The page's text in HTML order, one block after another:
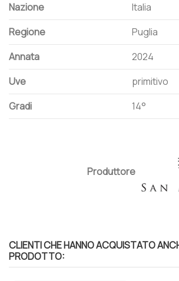
Nazione
Italia
Regione
Puglia
Annata
2024
Uve
primitivo
Gradi
14°
Produttore
CLIENTI CHE HANNO ACQUISTATO
PRODOTTO: